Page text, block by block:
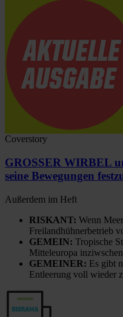
Coverstory
GROSSER WIRBEL
seine Bewegungen
Außerdem im Heft
RISKANT: Wenn
Freilandhühnerbetrieb
GEMEIN: Tropische
Mitteleuropa
GEMEINER: Es gibt
Entleerung voll wieder